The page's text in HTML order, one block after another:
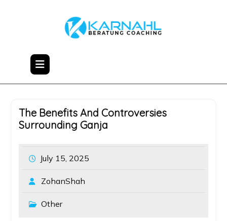
The Benefits And Controversies
Surrounding Ganja
July 15, 2025
ZohanShah
Other